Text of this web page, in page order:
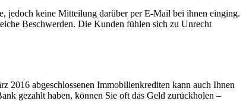
jedoch keine Mitteilung darüber per E-Mail bei ihnen einging.
Beschwerden. Die Kunden fühlen sich zu Unrecht
abgeschlossenen Immobilienkrediten kann auch Ihnen
gezahlt haben, können Sie oft das Geld zurückholen –